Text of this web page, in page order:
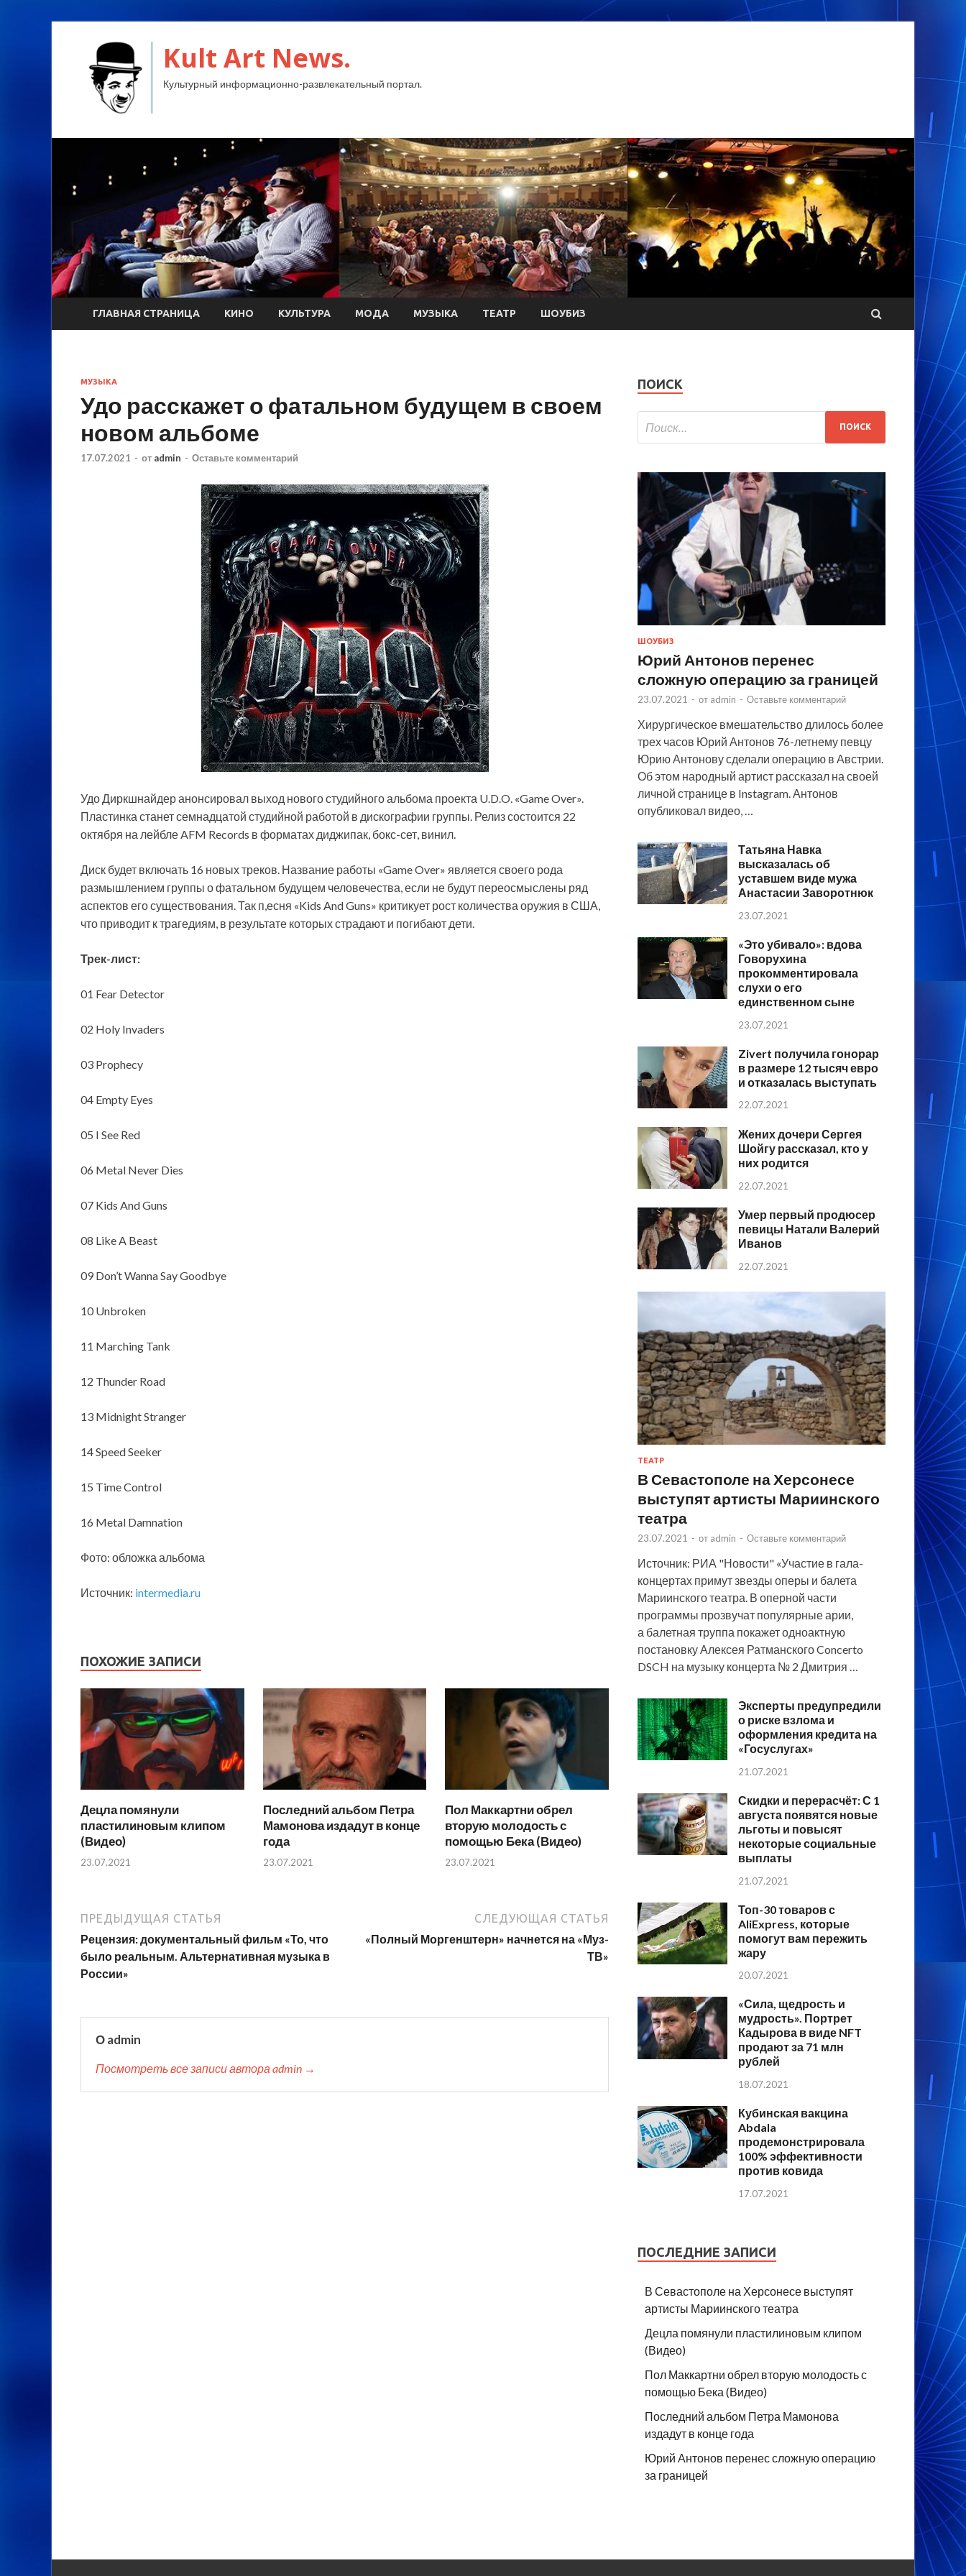
Kult Art News.
Культурный информационно-развлекательный портал.
ГЛАВНАЯ СТРАНИЦА КИНО КУЛЬТУРА МОДА МУЗЫКА ТЕАТР ШОУБИЗ
МУЗЫКА
Удо расскажет о фатальном будущем в своем
новом альбоме
17.07.2021 - от admin - Оставьте комментарий
Удо Диркшнайдер анонсировал выход нового студийного альбома проекта U.D.O. «Game Over».
Пластинка станет семнадцатой студийной работой в дискографии группы. Релиз состоится 22
октября на лейбле AFM Records в форматах диджипак, бокс-сет, винил.
Диск будет включать 16 новыхтреков. Название работы «Game Over» является своего рода
размышлением группы о фатальном будущем человечества, если не будут переосмыслены ряд
аспектов его существования. Так п,есня «Kids And Guns» критикует рост количества оружия в США,
что приводит к трагедиям, в результате которых страдают и погибают дети.
Трек-лист:
01 Fear Detector
02 Holy Invaders
03 Prophecy
04 Empty Eyes
05 I See Red
06 Metal Never Dies
07 Kids And Guns
08 Like A Beast
09 Don’t Wanna Say Goodbye
10 Unbroken
11 Marching Tank
12 Thunder Road
13 Midnight Stranger
14 Speed Seeker
15 Time Control
16 Metal Damnation
Фото: обложка альбома
Источник: intermedia.ru
ПОХОЖИЕ ЗАПИСИ
Децла помянули
пластилиновым клипом
(Видео)
23.07.2021
Последний альбом Петра
Мамонова издадут в конце
года
23.07.2021
Пол Маккартни обрел
вторую молодость с
помощью Бека (Видео)
23.07.2021
ПРЕДЫДУЩАЯ СТАТЬЯ
Рецензия: документальный фильм «То, что
было реальным. Альтернативная музыка в
России»
СЛЕДУЮЩАЯ СТАТЬЯ
«Полный Моргенштерн» начнется на «Муз-
ТВ»
О admin
Посмотреть все записи автора admin →
ПОИСК
ШОУБИЗ
Юрий Антонов перенес
сложную операцию за границей
23.07.2021 - от admin - Оставьте комментарий
Хирургическое вмешательство длилось более
трех часов Юрий Антонов 76-летнему певцу
Юрию Антонову сделали операцию в Австрии.
Об этом народный артист рассказал на своей
личной странице в Instagram. Антонов
опубликовал видео, …
Татьяна Навка
высказалась об
уставшем виде мужа
Анастасии Заворотнюк
23.07.2021
«Это убивало»: вдова
Говорухина
прокомментировала
слухи о его
единственном сыне
23.07.2021
Zivert получила гонорар
в размере 12 тысяч евро
и отказалась выступать
22.07.2021
Жених дочери Сергея
Шойгу рассказал, кто у
них родится
22.07.2021
Умер первый продюсер
певицы Натали Валерий
Иванов
22.07.2021
ТЕАТР
В Севастополе на Херсонесе
выступят артисты Мариинского
театра
23.07.2021 - от admin - Оставьте комментарий
Источник: РИА "Новости" «Участие в гала-
концертах примут звезды оперы и балета
Мариинского театра. В оперной части
программы прозвучат популярные арии,
а балетная труппа покажет одноактную
постановку Алексея Ратманского Concerto
DSCH на музыку концерта № 2 Дмитрия …
Эксперты предупредили
о риске взлома и
оформления кредита на
«Госуслугах»
21.07.2021
Скидки и перерасчёт: С 1
августа появятся новые
льготы и повысят
некоторые социальные
выплаты
21.07.2021
Топ-30 товаров с
AliExpress, которые
помогут вам пережить
жару
20.07.2021
«Сила, щедрость и
мудрость». Портрет
Кадырова в виде NFT
продают за 71 млн
рублей
18.07.2021
Кубинская вакцина
Abdala
продемонстрировала
100% эффективности
против ковида
17.07.2021
ПОСЛЕДНИЕ ЗАПИСИ
В Севастополе на Херсонесе выступят
артисты Мариинского театра
Децла помянули пластилиновым клипом
(Видео)
Пол Маккартни обрел вторую молодость с
помощью Бека (Видео)
Последний альбом Петра Мамонова
издадут в конце года
Юрий Антонов перенес сложную операцию
за границей